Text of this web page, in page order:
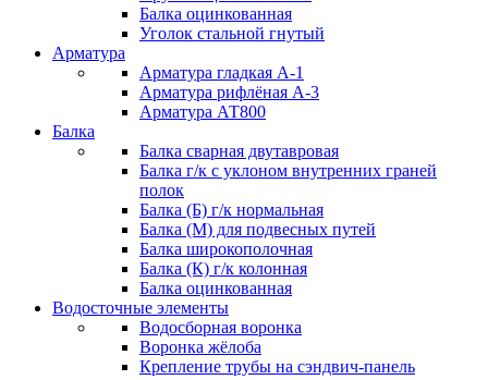
Балка оцинкованная
Уголок стальной гнутый
Арматура
Арматура гладкая А-1
Арматура рифлёная А-3
Арматура АТ800
Балка
Балка сварная двутавровая
Балка г/к с уклоном внутренних граней
полок
Балка (Б) г/к нормальная
Балка (М) для подвесных путей
Балка широкополочная
Балка (К) г/к колонная
Балка оцинкованная
Водосточные элементы
Водосборная воронка
Воронка жёлоба
Крепление трубы на сэндвич-панель